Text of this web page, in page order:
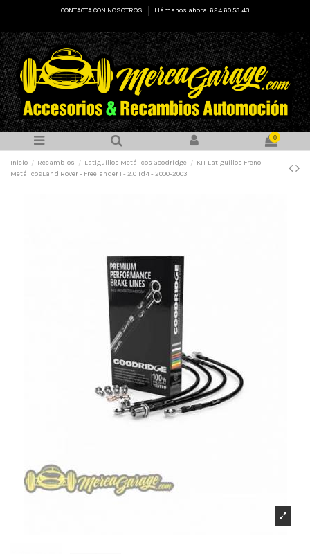
CONTACTA CON NOSOTROS
Llámanos ahora: 624 60 53 43
0
Inicio Recambios Latiguillos Metálicos Goodridge
KIT Latiguillos Freno
MetálicosLand Rover - Freelander 1 - 2.0 Td4 - 2000-2003